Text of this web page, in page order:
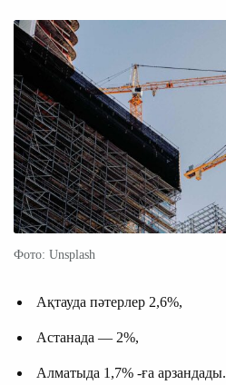
Фото: Unsplash
Ақтауда пәтерлер 2,6%,
Астанада — 2%,
Алматыда 1,7% -ға арзандады.